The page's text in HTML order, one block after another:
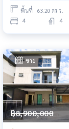
พื้นที่ : 63.20 ตร.ว.
4 4
ขาย
฿8,900,000